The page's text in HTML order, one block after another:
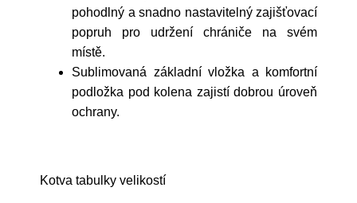
pohodlný a snadno nastavitelný zajišťovací
popruh pro udržení chrániče na svém
místě.
Sublimovaná základní vložka a komfortní
podložka pod kolena zajistí dobrou úroveň
ochrany.
Kotva tabulky velikostí